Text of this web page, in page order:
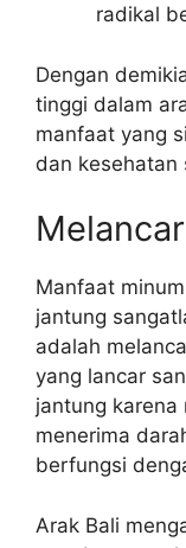
radikal
Dengan
tinggi dalam
manfaat yang
dan kesehatan
Manfaat
jantung
adalah
yang lancar
jantung
menerima
berfungsi
Arak Bali